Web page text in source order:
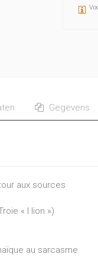
Gegevens
aux sources
« I lion »)
au sarcasme